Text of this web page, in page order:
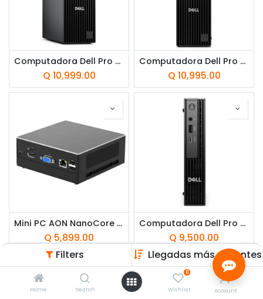
Filters Llegadas más recientes
Home Search
0
Wishlist Account
Computadora Dell Pro Slim Intel Core Ultra 7 265 16GB RAM 512GB SSD Intel Graphics W11 Pro Negro Teclado Español
Q 10,999.00
Computadora Dell Pro Slim Intel Core i7-14700 16GB RAM 512GB SSD Intel UHD 770 W11 Pro Negro Teclado Español
Q 10,995.00
Mini PC AON NanoCore X3 Intel Core i7-1165G7 8GB RAM 512GB SSD W11 Pro Negro
Q 5,899.00
Computadora Dell Pro MFF SPA Intel Core i5-14500T 8GB RAM 512GB SSD Intel Graphics W11 Pro Negro Teclado Español
Q 9,500.00